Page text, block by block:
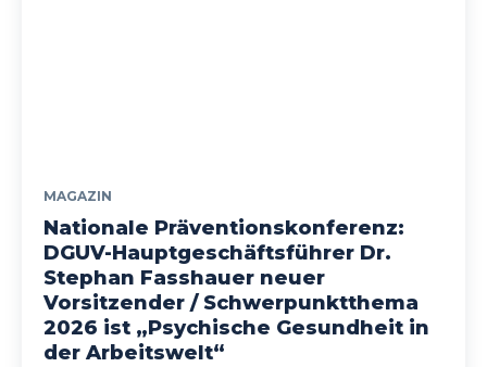
MAGAZIN
Nationale Präventionskonferenz:
DGUV-Hauptgeschäftsführer Dr.
Stephan Fasshauer neuer
Vorsitzender / Schwerpunktthema
2026 ist „Psychische Gesundheit in
der Arbeitswelt“